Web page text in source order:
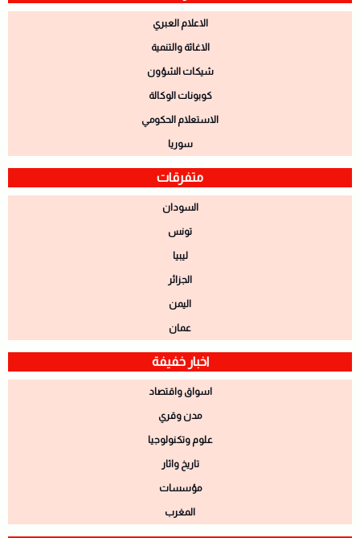
الاعلام العبري
الاغاثة والتنمية
شيكات الشؤون
كوبونات الوكالة
الاستعلام الحكومي
سوريا
متفرقات
السودان
تونس
ليبيا
الجزائر
اليمن
عمان
اخبار خفيفة
اسواق واقتصاد
مدن وقري
علوم وتكنولوجيا
تاريخ واثار
مؤسسات
المغرب